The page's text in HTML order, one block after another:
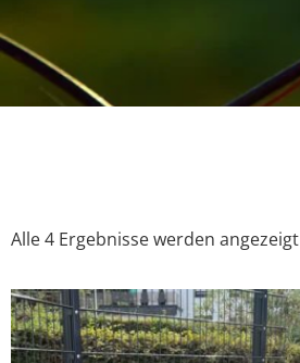
Alle 4 Ergebnisse werden angezeigt